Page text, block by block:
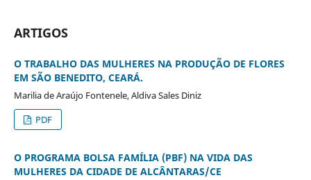
ARTIGOS
O TRABALHO DAS MULHERES NA PRODUÇÃO DE FLORES
EM SÃO BENEDITO, CEARÁ.
Marilia de Araújo Fontenele, Aldiva Sales Diniz
PDF
O PROGRAMA BOLSA FAMÍLIA (PBF) NA VIDA DAS
MULHERES DA CIDADE DE ALCÂNTARAS/CE